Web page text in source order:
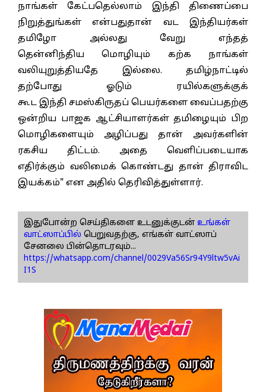
நாங்கள் கேட்பதெல்லாம் இந்தி திணைப்பை
நிறுத்துங்கள் என்பதுதான் வட இந்தியர்கள்
தமிழோ அல்லது வேறு எந்தத்
தென்னிந்திய மொழியும் கற்க நாங்கள்
வலியுறுத்தியதே இல்லை. தமிழ்நாட்டில்
தற்போது ஓடும் ரயில்களுக்குக்
கூட இந்தி சமஸ்கிருதப் பெயர்களை வைப்பதற்கு
ஒன்றிய பாஜக ஆட்சியாளர்கள் தமிழையும் பிற
மொழிகளையும் அழிப்பது தான் அவர்களின்
ரகசிய திட்டம். அதை வெளிப்படையாக
எதிர்க்கும் வலிமைக் கொண்டது தான் திராவிட
இயக்கம்" என அதில் தெரிவித்துள்ளார்.
இதுபோன்ற செய்திகளை உடனுக்குடன் உங்கள்
வாட்ஸாப்பில் பெறுவதற்கு, எங்கள் வாட்ஸாப்
சேனலை பின்தொடரவும்...
https://whatsapp.com/channel/0029Va56Sr94Y9ltw5vAi
I1S